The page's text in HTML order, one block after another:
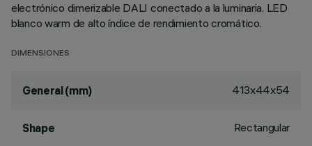
electrónico dimerizable DALI conectado a la luminaria. LED
blanco warm de alto índice de rendimiento cromático.
DIMENSIONES
General (mm) 413x44x54
Shape Rectangular